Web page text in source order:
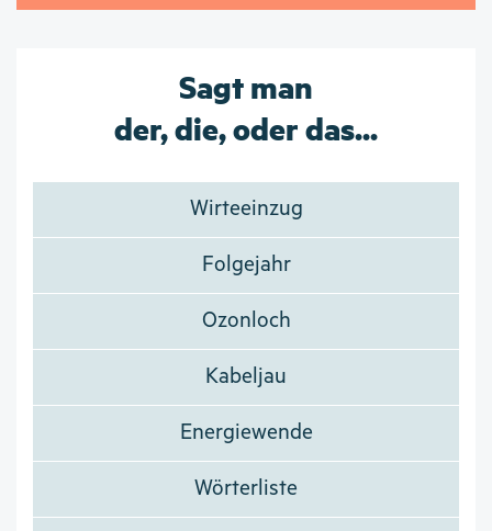
Sagt man
der, die, oder das...
Wirteeinzug
Folgejahr
Ozonloch
Kabeljau
Energiewende
Wörterliste